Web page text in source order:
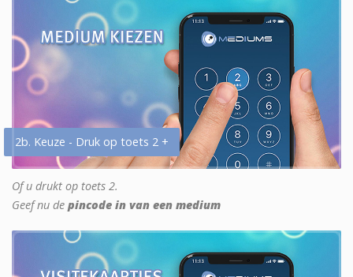
2b. Keuze - Druk op toets 2 +
Of u drukt op toets 2.
Geef nu de pincode in van een medium